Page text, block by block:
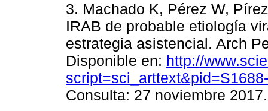
3. Machado K, Pérez W,
IRAB de probable etiología
estrategia asistencial. Arch
Disponible en: http://
Consulta: 27 noviembre